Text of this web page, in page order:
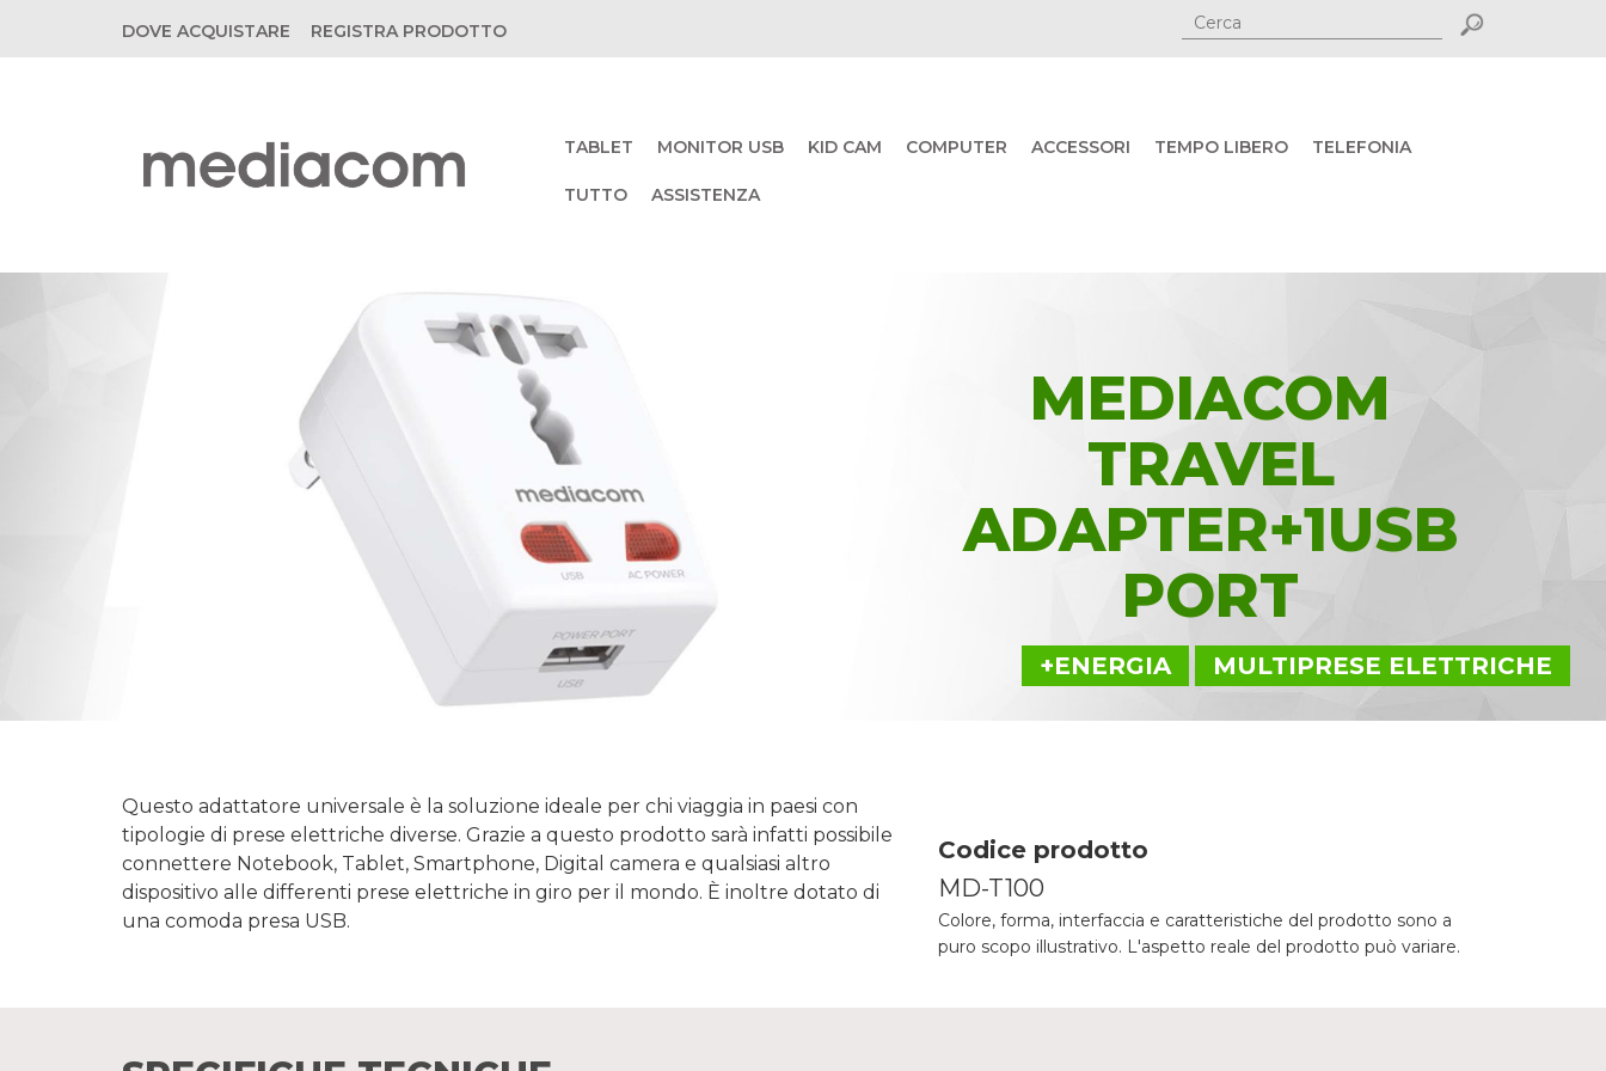
DOVE ACQUISTARE REGISTRA PRODOTTO
TABLET MONITOR USB KID CAM COMPUTER ACCESSORI TEMPO LIBERO TELEFONIA
TUTTO ASSISTENZA
MEDIACOM
TRAVEL
ADAPTER+1USB
PORT
+ENERGIA MULTIPRESE ELETTRICHE
Questo adattatore universale è la soluzione ideale per chi viaggia in paesi con
tipologie di prese elettriche diverse. Grazie a questo prodotto sarà infatti possibile
connettere Notebook, Tablet, Smartphone, Digital camera e qualsiasi altro
dispositivo alle differenti prese elettriche in giro per il mondo. È inoltre dotato di
una comoda presa USB.
Codice prodotto
MD-T100
Colore, forma, interfaccia e caratteristiche del prodotto sono a
puro scopo illustrativo. L'aspetto reale del prodotto può variare.